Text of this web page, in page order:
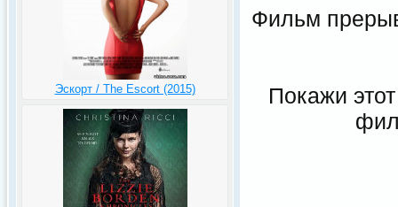
Эскорт / The Escort (2015)
Фильм
Покажи